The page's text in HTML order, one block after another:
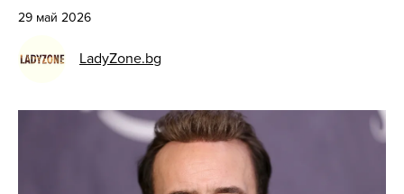
29 май 2026
LadyZone.bg